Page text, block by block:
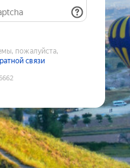
пожалуйста,
связи